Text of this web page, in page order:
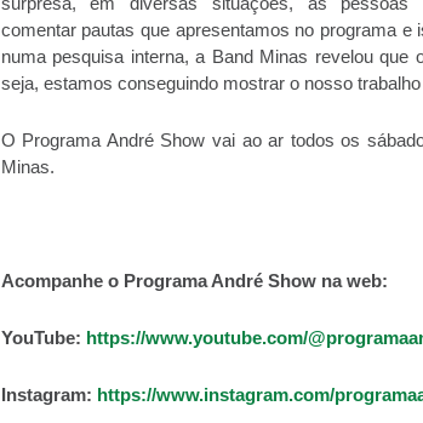
comentar pautas que apresentamos no programa
numa pesquisa interna, a Band Minas revelou
seja, estamos conseguindo mostrar o nosso
O Programa André Show vai ao ar todos os
Minas.
Acompanhe o Programa André Show na web:
YouTube: https://www.youtube.com/
Instagram: https://www.instagram.com/